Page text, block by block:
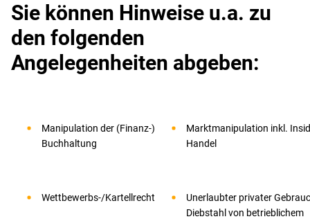
Sie können Hinweise u.a. zu
den folgenden
Angelegenheiten abgeben:
Manipulation der (Finanz-)
Buchhaltung
Marktmanipulation inkl.
Handel
Wettbewerbs-/Kartellrecht
Unerlaubter privater
Diebstahl von betrieblichem